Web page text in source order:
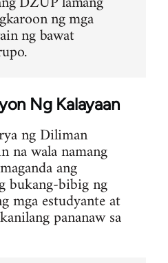
ng mga
ng bawat
Ng Kalayaan
ng Diliman
na wala namang
ang
bukang-bibig ng
mga estudyante at
pananaw sa